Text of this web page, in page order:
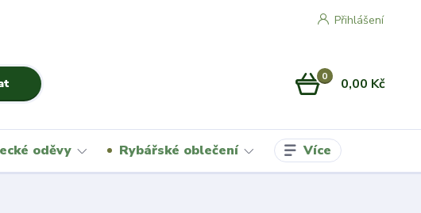
Přihlášení
0 0,00 Kč
oděvy Rybářské oblečení Více